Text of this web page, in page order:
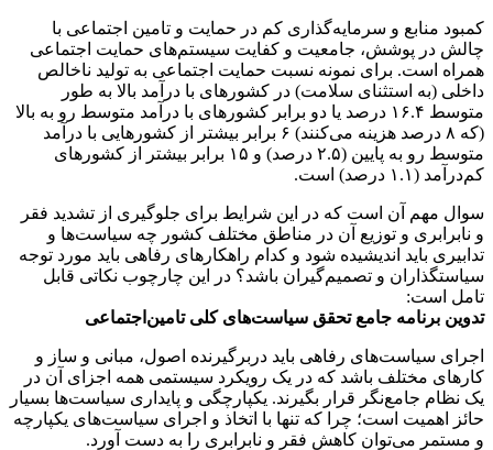
کمبود منابع و سرمایه‌گذاری کم در حمایت و تامین ‌اجتماعی با
چالش در پوشش، جامعیت و کفایت سیستم‌های حمایت اجتماعی
همراه‌ است. برای نمونه نسبت حمایت اجتماعی به تولید ناخالص
داخلی (به استثنای سلامت) در کشورهای با درآمد بالا به ‌طور
متوسط ۱۶.۴ درصد یا دو برابر کشورهای با درآمد متوسط رو به بالا
(که ۸ درصد هزینه می‌کنند) ۶ برابر بیشتر از کشورهایی با درآمد
متوسط رو به پایین (۲.۵ درصد) و ۱۵ برابر بیشتر از کشورهای
کم‌درآمد (۱.۱ درصد) است.
سوال مهم آن است که در این شرایط برای جلوگیری از تشدید فقر
و نابرابری و توزیع آن در مناطق مختلف کشور چه سیاست‌ها و
تدابیری باید اندیشیده شود و کدام راهکارهای رفاهی باید مورد توجه
سیاستگذاران و تصمیم‌گیران باشد؟ در این چارچوب نکاتی قابل
تامل است:
تدوین برنامه جامع تحقق سیاست‌های کلی تامین‌اجتماعی
اجرای سیاست‌های رفاهی باید دربرگیرنده اصول، مبانی و ساز و
کارهای مختلف باشد که در یک رویکرد سیستمی همه اجزای آن در
یک نظام جامع‌نگر قرار بگیرند. یکپارچگی و پایداری سیاست‌ها بسیار
حائز اهمیت است؛ چرا که تنها با اتخاذ و اجرای سیاست‌های یکپارچه
و مستمر می‌توان کاهش فقر و نابرابری را به دست آورد.